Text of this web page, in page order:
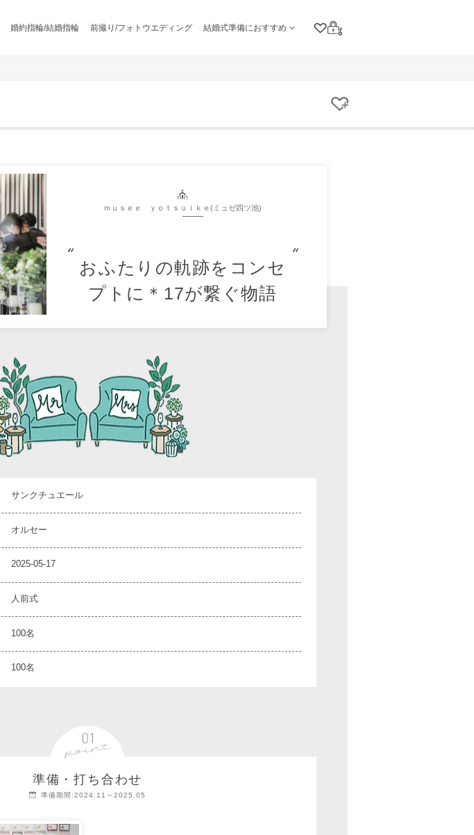
婚約指輪/結婚指輪 前撮り/フォトウエディング 結婚式準備におすすめ
クリップリスト
ログイン
クリップする
ｍｕｓｅｅ ｙｏｔｓｕｉｋｅ(ミュゼ四ツ池)
おふたりの軌跡をコンセ
プトに＊17が繋ぐ物語
サンクチュエール
オルセー
2025-05-17
人前式
100名
100名
準備・打ち合わせ
準備期間:2024.11～2025.05